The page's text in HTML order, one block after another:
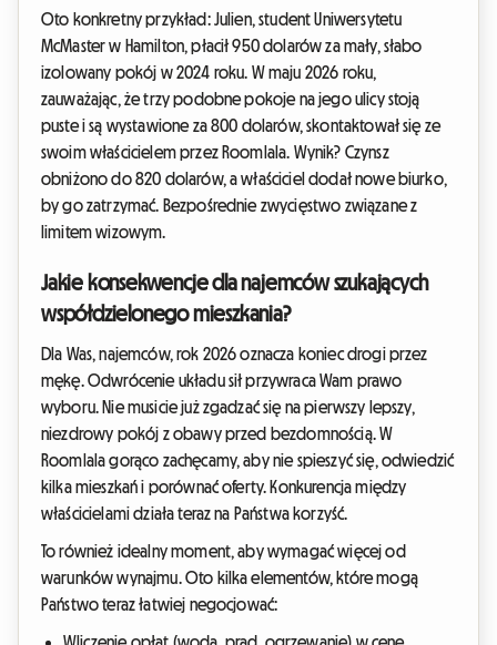
Oto konkretny przykład: Julien, student Uniwersytetu
McMaster w Hamilton, płacił 950 dolarów za mały, słabo
izolowany pokój w 2024 roku. W maju 2026 roku,
zauważając, że trzy podobne pokoje na jego ulicy stoją
puste i są wystawione za 800 dolarów, skontaktował się ze
swoim właścicielem przez Roomlala. Wynik? Czynsz
obniżono do 820 dolarów, a właściciel dodał nowe biurko,
by go zatrzymać. Bezpośrednie zwycięstwo związane z
limitem wizowym.
Jakie konsekwencje dla najemców szukających
współdzielonego mieszkania?
Dla Was, najemców, rok 2026 oznacza koniec drogi przez
mękę. Odwrócenie układu sił przywraca Wam prawo
wyboru. Nie musicie już zgadzać się na pierwszy lepszy,
niezdrowy pokój z obawy przed bezdomnością. W
Roomlala gorąco zachęcamy, aby nie spieszyć się, odwiedzić
kilka mieszkań i porównać oferty. Konkurencja między
właścicielami działa teraz na Państwa korzyść.
To również idealny moment, aby wymagać więcej od
warunków wynajmu. Oto kilka elementów, które mogą
Państwo teraz łatwiej negocjować: